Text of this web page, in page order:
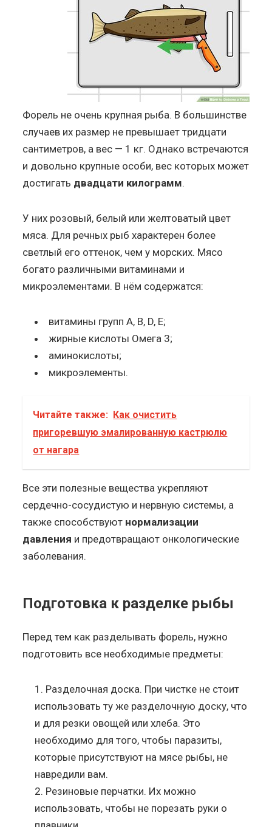
Форель не очень крупная рыба. В большинстве
случаев их размер не превышает тридцати
сантиметров, а вес — 1 кг. Однако встречаются
и довольно крупные особи, вес которых может
достигать двадцати килограмм.
У них розовый, белый или желтоватый цвет
мяса. Для речных рыб характерен более
светлый его оттенок, чем у морских. Мясо
богато различными витаминами и
микроэлементами. В нём содержатся:
витамины групп A, B, D, E;
жирные кислоты Омега 3;
аминокислоты;
микроэлементы.
Читайте также: Как очистить
пригоревшую эмалированную кастрюлю
от нагара
Все эти полезные вещества укрепляют
сердечно-сосудистую и нервную системы, а
также способствуют нормализации
давления и предотвращают онкологические
заболевания.
Подготовка к разделке рыбы
Перед тем как разделывать форель, нужно
подготовить все необходимые предметы:
Разделочная доска. При чистке не стоит
использовать ту же разделочную доску, что
и для резки овощей или хлеба. Это
необходимо для того, чтобы паразиты,
которые присутствуют на мясе рыбы, не
навредили вам.
Резиновые перчатки. Их можно
использовать, чтобы не порезать руки о